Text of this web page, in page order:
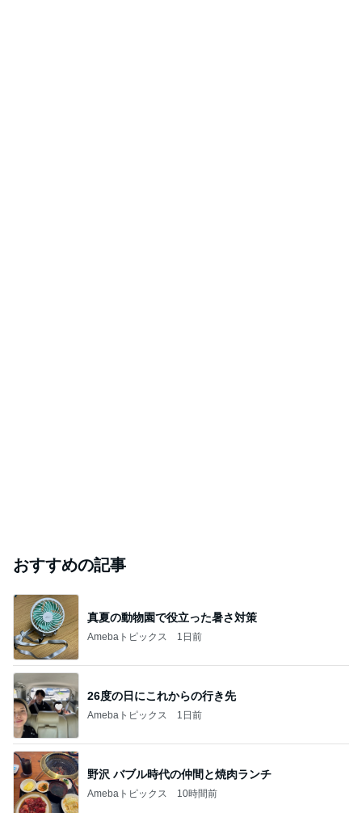
おすすめの記事
真夏の動物園で役立った暑さ対策
Amebaトピックス 1日前
26度の日にこれからの行き先
Amebaトピックス 1日前
野沢 バブル時代の仲間と焼肉ランチ
Amebaトピックス 10時間前